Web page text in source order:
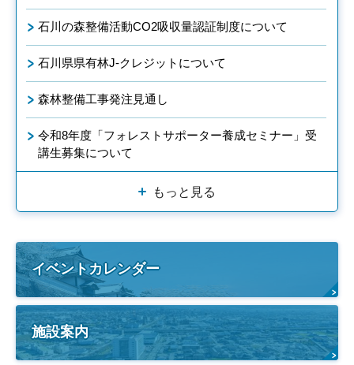
石川の森整備活動CO2吸収量認証制度について
石川県県有林J-クレジットについて
森林整備工事発注見通し
令和8年度「フォレストサポーター養成セミナー」受
講生募集について
もっと見る
イベントカレンダー
施設案内